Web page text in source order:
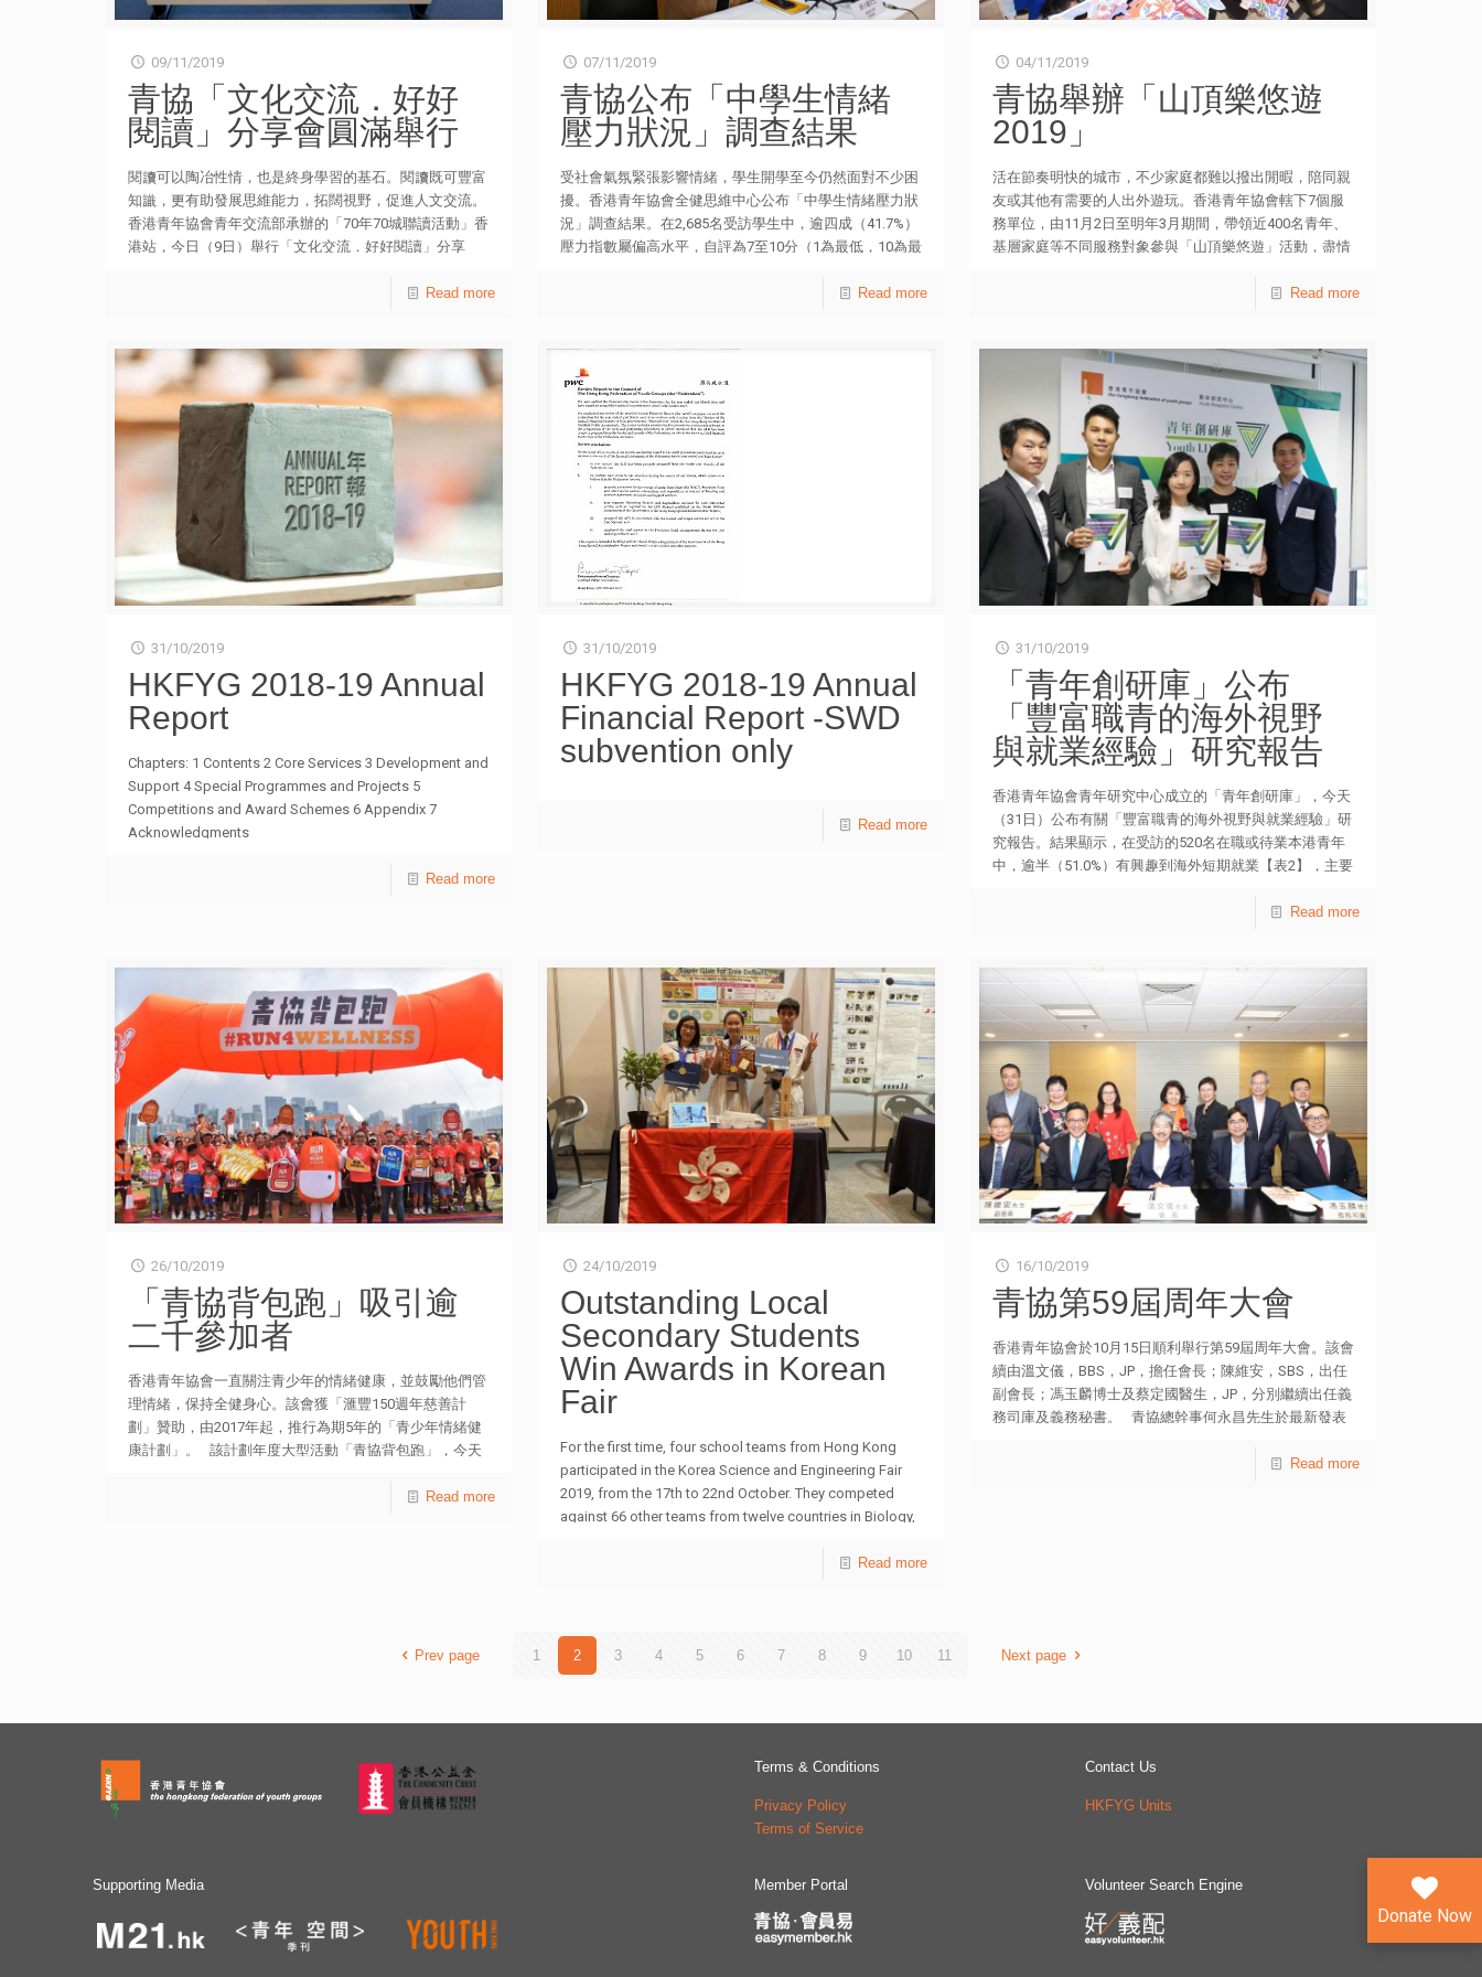
09/11/2019
青協「文化交流．好好
閱讀」分享會圓滿舉行
閱讀可以陶冶性情，也是終身學習的基石。閱讀既可豐富
知識，更有助發展思維能力，拓闊視野，促進人文交流。
香港青年協會青年交流部承辦的「70年70城聯讀活動」香
港站，今日（9日）舉行「文化交流．好好閱讀」分享
認識香港與國家歷史文化。 是日分享會上，香港青年協會
年輔導、專業進修、就業創業和温情小品等。她期望透過
是次分享會和漂書活動，吸引更多青年以書會友，營造良
好的閱讀氛圍，並養成不斷自學的習慣。黃女士感謝韜奮
基金會的支持，讓該會能夠參與是項饒富意義的文化和慶
祝活動。 資深旅遊業專家陳天恩博士在會上分享其閱讀心
得，以及閱讀與他從事旅遊業和教學的親身經驗。他藉著
推介兩本書籍，指旅遊是最好的教科書，並提出學習可以
有多種模式，除了解各地風土人情和歷史文化，更著重人
與人之間的互動交流，甚至促進個人反思。他亦分享遊歷
「一帶一路」沿線一些國家及城市的經驗，並以北京的先
進創科發展和汕頭的機械人大賽等為例，鼓勵年輕人多到
乎16至20歲的本地學生。會上推介一系列題材多元的書
讀者分享。有青年參加者以外交官李肇星所著的《說不盡
的外交》，指作者分享自身經驗，十分有趣；當中提及中
美關係與兩地人民生活背景不同相關，增加了他對國際和
外交事務的認識。 其中一位選讀《阿濃陪你讀唐詩》的參
加者，表示該書外表很悶；但作者以簡約文字帶出詩句意
境，好像真的陪伴著讀者細閱唐詩，讓她感到津津有味。
而另一位選讀《香港旅俠》的參加者則表示，她居於港
加深自己對土生土長地方的認識。 今年是中華人民共和國
辦，首次舉行「文化交流．好好閱讀」分享會及漂書活
Read more
07/11/2019
青協公布「中學生情緒
壓力狀況」調查結果
受社會氣氛緊張影響情緒，學生開學至今仍然面對不少困
擾。香港青年協會全健思維中心公布「中學生情緒壓力狀
況」調查結果。在2,685名受訪學生中，逾四成（41.7%）
壓力指數屬偏高水平，自評為7至10分（1為最低，10為最
學業壓力外，近四分一（24%）亦因「社會氣氛緊張」而
台灣的流行病學研究中心抑鬱量表（Center for
Epidemiological Studies Depression Scale, CES-D），以
了解青少年的抑鬱情緒狀況。調查顯示，超過一半
（51.4%）受訪學生評分達16分或以上，即出現抑鬱情緒
表徵。他們過去一星期較常出現的抑鬱徵狀包括︰「難於
專注在要做的事情上」（34.4%）、「為一些以往不受困
擾的事而感到煩惱」（29.7%）、「睡得不好」（26%）
等。雖然量表結果不足以判斷他們是否已患上抑鬱症，惟
情況仍值得關注［表三］。 面對校園生活，受訪學生最
擔憂首三項為「要應付測驗／考試」（53.6%），「成績
外，接近四分一（24%）表示因「社會氣氛緊張」而感到
（9.2%）及「被同學冷落／排斥／欺凌」（8.3%）亦成為
部分同學的壓力來源之一［表四］。 被問到「期望學校
提供甚麼情緒支援」時，最多受訪學生選擇首三項為「調
適功課量，減低學習壓力」（68.9%）、「安排一些班際
學校轉為父母時，受訪學生則希望「給予自主空間，讓我
境影響而出現憤怒、恐懼、無力及沮喪等個人負面情緒。
加上紛擾的社會氣氛及網絡資訊，青年往往需要花更大氣
力，方能專注學習。 調查亦反映，青年需要在安全、自
主的環境下表達情緒或解決問題。面對意見分歧，家長或
老師亦要學習解開「我的意見一定比你好」的枷鎖，讓青
年有思考及選擇機會；若認為他們的想法或做法並不可
取，也應讓他們明白其擔心所在，並盡量透過協商形式共
議「可行做法」，而並非以「唯一做法」來否定他們應對
問題的能力。 青協「關心一線2777 8899」於2018年9月
至2019年8月期間，分別處理20,430宗與情緒相關的求助
個案，較去年上升4,000多宗；另有9,642宗與校園生活相
關的求助個案，當中以「升學」、「讀書壓力」及「朋輩
案。 個案一︰ 女學生與朋友升讀同一所中學，但得知
其家人從事警務工作後，擔心繼續維持朋友關係會受到牽
連，共同成為被其他同學討厭或排斥對象。相反，她亦擔
心疏遠朋友後令她孤獨無援。因此，不知如何自處的她感
到相當困擾。 個案二︰ 中四同學稱高中生涯很孤單，
自己在精英班很大壓力，但家人並不了解，只認為精英班
對她的文憑試有幫助。另外，由於學校每年均會替初中轉
好像「孤軍作戰」，最近上學前更出現「缺氧、頭痛」等
情況。 個案三︰ 中學學生會成員，本反對一切暴力及
破壞公物的行為，但擔心表達意見後會使內閣失卻支持，
甚或被排擠，因此選擇掩飾立場，與同學一起叫口號。他
指目前的分化氛圍令他覺得恐怖，壓抑想法亦讓他感到很
大壓力及難受。 個案四︰ 中四學生來電表示受到校園
料有關對話卻被截圖流出，引起對方的不滿及反擊，哭訴
形容「啲人日日都俾說話我聽，又人身攻擊我，究竟我做
平台與人分享」（13.9%）則較去年有輕微上升1.7%。她
指出，呈較多抑鬱徵狀的青年，傾向收藏自己的感受，或
較容易選擇在社交平台與「同聲同氣」的人分享，形成
義的連繫，便容易產生孤獨憂鬱的情緒，如長期忽視，將
對身心發展構成負面影響，以及增加患情緒病風險。 徐
小曼建議學校除了加強原有的輔導支援外，亦可組織一些
Read more
04/11/2019
青協舉辦「山頂樂悠遊
2019」
活在節奏明快的城市，不少家庭都難以撥出閒暇，陪同親
友或其他有需要的人出外遊玩。香港青年協會轄下7個服
務單位，由11月2日至明年3月期間，帶領近400名青年、
基層家庭等不同服務對象參與「山頂樂悠遊」活動，盡情
陪同長者遊玩，共享歡樂和關愛。 是次活動的參加者乘
長者參加者熱情響應，表達長幼共融的訊息。他們其後進
行分組活動，促進彼此之間的互動，充滿樂趣之餘亦饒富
意義。 青協督導主任鄺穎琦女士表示，該會「鄰舍第
一」社區計劃鼓勵青年透過不同形式的社區服務，推動全
港各區鄰舍間的關懷行動，並為他們提供寶貴的社會體
驗。正如首場活動既能讓青少年及長者加深互相了解，拉
近彼此的距離，更可提升公眾對長者家庭的關注，從而凝
聚社區關愛氣氛，機會難得。她感謝山頂纜車有限公司及
凌霄閣有限公司的支持，以及一群義工的全力協助，令活
動得以順利開展。 山頂纜車有限公司及凌霄閣有限公司
總經理曾瑛美小姐亦表示：「很高興可以繼續支持這個有
山頂遊歷』活動以來，多次目睹受惠家庭和青少年在山頂
會責任，今年，我們更希望鼓勵香港青年享受輕鬆時光的
同時，在香港之巔分享愛及更認識香港和山頂過去百多年
的歷史和演變。」 本着為青年創造空間的信念，青協轄
下分佈全港各區的22所青年空間，致力聯繫青年，使青年
所。在專業服務方面，青年空間積極發展及推廣三大支柱
服務，包括學業支援、進修增值和社會體驗。各區的
M21@青年空間，鼓勵青年發揮創意與想像力，透過媒體
製作過程，加強對社區的歸屬感，促進與社區互動。近年
學習創意科藝的平台。「鄰舍第一」計劃也是社區青年工
隊運動的興趣，從而推動團結、無懼、創新、奮鬥及堅持
的信念。詳情可瀏覽網站 hkfyg.org.hk。 活動舉行日期
負責單位 2019年11月2日 荃灣及葵涌外展社會工作隊
2019年11月30日 賽馬會紅磡青年空間 2019年12月8日 賽
2020年2月29日 荃灣及葵涌外展社會工作隊 2020年3月7
日 賽馬會葵芳青年空間 2020年3月21日 洪水橋青年空間
Read more
31/10/2019
HKFYG 2018-19 Annual
Report
Chapters: 1 Contents 2 Core Services 3 Development and
Support 4 Special Programmes and Projects 5
Competitions and Award Schemes 6 Appendix 7
Acknowledgments
Read more
31/10/2019
HKFYG 2018-19 Annual
Financial Report -SWD
subvention only
Read more
31/10/2019
「青年創研庫」公布
「豐富職青的海外視野
與就業經驗」研究報告
香港青年協會青年研究中心成立的「青年創研庫」，今天
（31日）公布有關「豐富職青的海外視野與就業經驗」研
究報告。結果顯示，在受訪的520名在職或待業本港青年
中，逾半（51.0%）有興趣到海外短期就業【表2】，主要
（43.8%）、「提升語文能力」（41.5%）和「擴闊國際視
34歲在職或待業本港青年。結果發現，逾八成受訪者認為
到海外就業均有助開拓國際視野（88.3%）、提升語言能
力（82.5%）、提升人際溝通技巧（80.2%）及增強解決問
題的能力（80.2%）【表13】。不過，多達七成
（70.8%）認為獲得海外就業機會並不容易【表7】。 調
查又顯示，如果有機會到海外就業，受訪職青最想從事一
般文職工作（11.9%），其次為創意、設計工作
（10.6%）；服務業和旅遊業分別佔一成（10.2%）；只有
3.5%想從事農場工作【表11】。同時，部分受訪者擔心，
花一段時間到海外就業會對事業發展造成負面影響，包括
令他們「錯過在香港的事業發展機會」（45.8%）、「海
壓低」（39.6%）等【表14】。 研究又深入訪問多位專
他們在海外就業的時間由6個月至2年不等。受訪個案普遍
同時能增強外語、社交和解難等通用就業能力，其國際視
野和人脈網絡亦有助提升職場競爭力。不過，若以工作假
期的方式前往海外就業，並從事不直接相關的行業，容易
受到僱主或人事經理的質疑。 有個案甚至遇到僱主在面
試時表示，在工作假期從事不相關的工作是浪費時間，亦
有僱主在聽到工作假期時，便指那只是吃喝玩樂，對求職
在媒體與科技等專門行業汲取工作經驗，回港後能在相關
備國際經驗，將有利於各行各業發展，並有助香港於全球
港作為國際都會的地位與形象，均有裨益。該組成員周浩
就業的機會不多；政府亦缺乏支援措施，協助他們善用工
派駐年輕管理人才往海外主要或新興市場的企業提供資
可包括派駐海外的額外成本、事前的適應培訓及相關行業
Read more
26/10/2019
「青協背包跑」吸引逾
二千參加者
香港青年協會一直關注青少年的情緒健康，並鼓勵他們管
理情緒，保持全健身心。該會獲「滙豐150週年慈善計
劃」贊助，由2017年起，推行為期5年的「青少年情緒健
康計劃」。 該計劃年度大型活動「青協背包跑」，今天
4.2公里迷你全馬和親子2.1公里迷你半馬，所有跑手均須
與跑步運動，活動今年新增「背包者聯盟」項目，由香港
良好生活習慣，釋放生活中的各種壓力、整理思緒。每位
加「青協背包跑」賽事。 活動亦設有解憂嘉年華，分為
Chill Zone、Big Zone及Run Zone三大主題區，並設有20
情緒和健康相關的約佔六成。是項長跑活動籌得的款項，
精神專科的門診新症輪候時間甚長，上述特別資助有需要
Read more
24/10/2019
Outstanding Local
Secondary Students
Win Awards in Korean
Fair
For the first time, four school teams from Hong Kong
participated in the Korea Science and Engineering Fair
2019, from the 17th to 22nd October. They competed
against 66 other teams from twelve countries in Biology,
with excellent results. The four schools represented
Hong Kong Federation of Youth Groups, the Education
Bureau and the Hong Kong Science Museum, and
supported by the Innovation and Technology
Parks Corporation. The[…]
Read more
16/10/2019
青協第59屆周年大會
香港青年協會於10月15日順利舉行第59屆周年大會。該會
續由溫文儀，BBS，JP，擔任會長；陳維安，SBS，出任
副會長；馮玉麟博士及蔡定國醫生，JP，分別繼續出任義
務司庫及義務秘書。 青協總幹事何永昌先生於最新發表
培養未來技能。其轄下全健思維中心加強倡導以嶄新的生
萬，另有逾20萬義工登記加入青年義工網絡。
Read more
Prev page 1 2 3 4 5 6 7 8 9 10 11 Next page
Terms & Conditions
Privacy Policy
Terms of Service
Contact Us
HKFYG Units
Supporting Media Member Portal Volunteer Search Engine
Donate Now